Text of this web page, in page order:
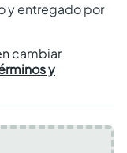
y entregado por
cambiar
y